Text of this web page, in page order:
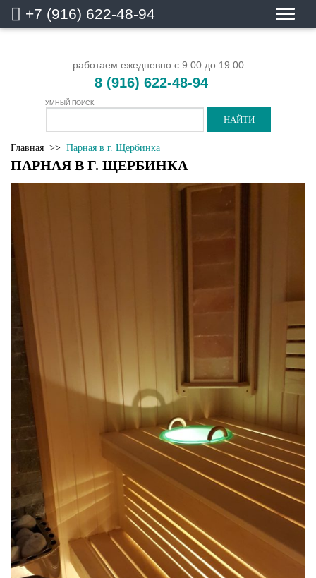
+7 (916) 622-48-94
работаем ежедневно с 9.00 до 19.00
8 (916) 622-48-94
УМНЫЙ ПОИСК:
Главная >> Парная в г. Щербинка
ПАРНАЯ В Г. ЩЕРБИНКА